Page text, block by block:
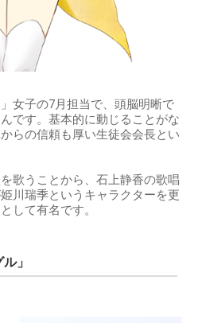
女子の7月担当で、頭脳明晰で
です。基本的に動じることがな
らの信頼も厚い生徒会会長とい
歌うことから、石上静香の歌唱
川瑞季というキャラクターを更
して有名です。
」